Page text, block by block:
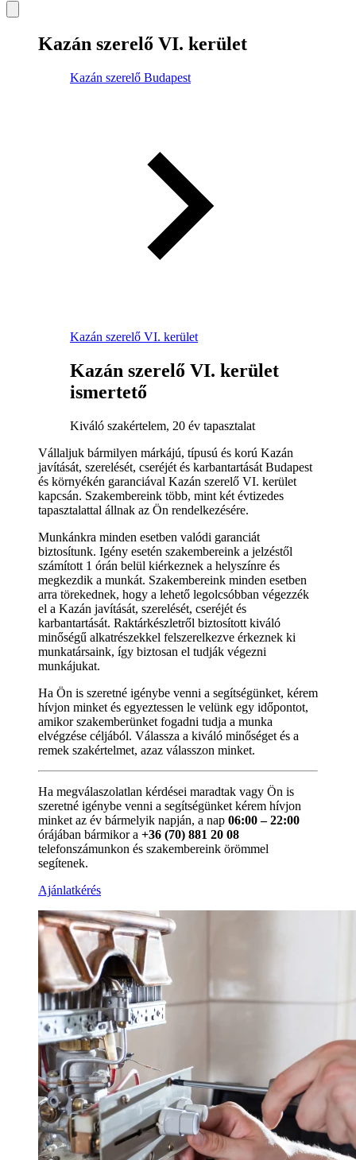
Kazán szerelő VI. kerület
Kazán szerelő Budapest
Kazán szerelő VI. kerület
Kazán szerelő VI. kerület
ismertető
Kiváló szakértelem, 20 év tapasztalat
Vállaljuk bármilyen márkájú, típusú és korú Kazán
javítását, szerelését, cseréjét és karbantartását Budapest
és környékén garanciával Kazán szerelő VI. kerület
kapcsán. Szakembereink több, mint két évtizedes
tapasztalattal állnak az Ön rendelkezésére.
Munkánkra minden esetben valódi garanciát
biztosítunk. Igény esetén szakembereink a jelzéstől
számított 1 órán belül kiérkeznek a helyszínre és
megkezdik a munkát. Szakembereink minden esetben
arra törekednek, hogy a lehető legolcsóbban végezzék
el a Kazán javítását, szerelését, cseréjét és
karbantartását. Raktárkészletről biztosított kiváló
minőségű alkatrészekkel felszerelkezve érkeznek ki
munkatársaink, így biztosan el tudják végezni
munkájukat.
Ha Ön is szeretné igénybe venni a segítségünket, kérem
hívjon minket és egyeztessen le velünk egy időpontot,
amikor szakemberünket fogadni tudja a munka
elvégzése céljából. Válassza a kiváló minőséget és a
remek szakértelmet, azaz válasszon minket.
Ha megválaszolatlan kérdései maradtak vagy Ön is
szeretné igénybe venni a segítségünket kérem hívjon
minket az év bármelyik napján, a nap 06:00 – 22:00
órájában bármikor a +36 (70) 881 20 08
telefonszámunkon és szakembereink örömmel
segítenek.
Ajánlatkérés